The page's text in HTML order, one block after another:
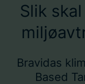
Slik
Bravidas
Based